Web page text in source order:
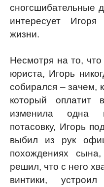
сногсшибательные
интересует
жизни.
Несмотря на то,
юриста, Игорь
собирался – зачем,
который оплатит
изменила одна
потасовку, Игорь
выбил из рук
похождениях
решил, что с него
винтики,